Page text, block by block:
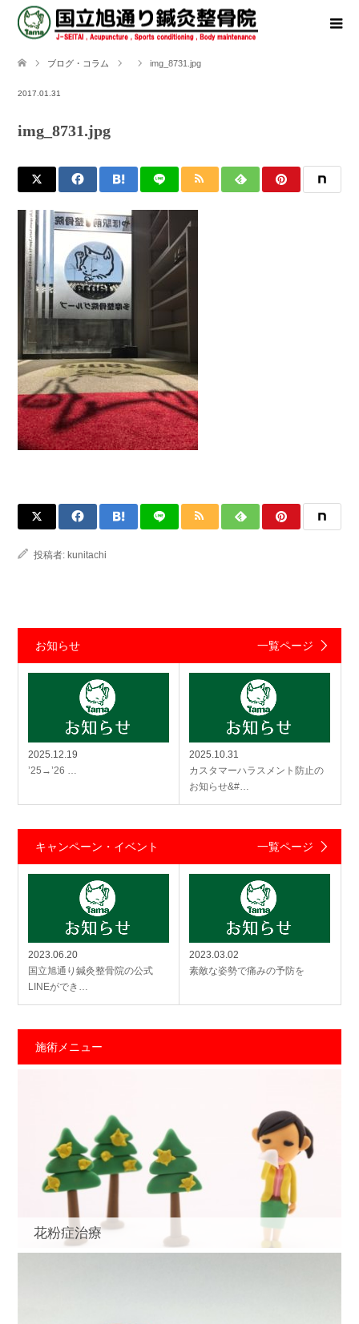
ブログ・コラム img_8731.jpg
2017.01.31
img_8731.jpg
投稿者: kunitachi
お知らせ 一覧ページ
2025.12.19
’25→’26 …
2025.10.31
カスタマーハラスメント防止の
お知らせ&#…
キャンペーン・イベント 一覧ページ
2023.06.20
国立旭通り鍼灸整骨院の公式
LINEができ…
2023.03.02
素敵な姿勢で痛みの予防を
施術メニュー
花粉症治療